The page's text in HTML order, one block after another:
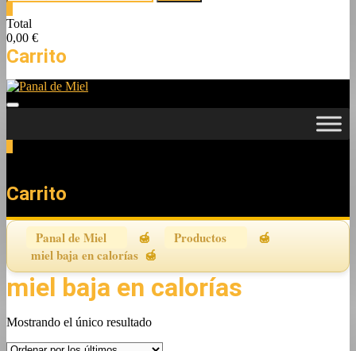
por:
Total
0,00 €
Carrito
Carrito
Panal de Miel
Productos
miel baja en calorías
miel baja en calorías
Mostrando el único resultado